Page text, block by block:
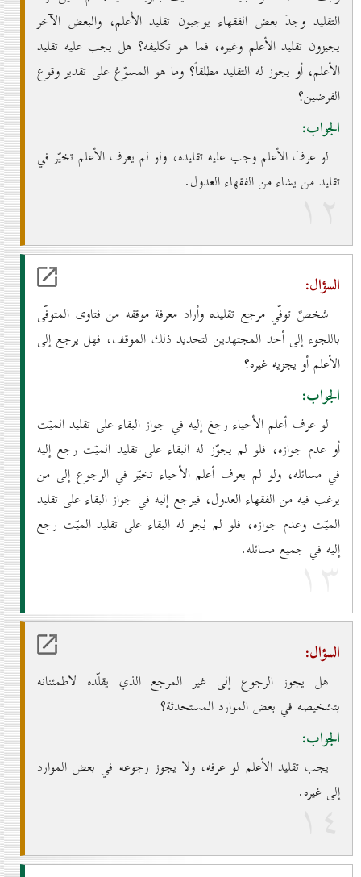
التقليد وجدَ بعض الفقهاء يوجبون تقليد الأعلم، والبعض الآخر
يجيزون تقليد الأعلم وغيره، فما هو تكليفه؟ هل يجب عليه تقليد
الأعلم، أو يجوز له التقليد مطلقاً؟ وما هو المسوّغ على تقدير وقوع
الفرضين؟
الجواب:
لو عرفَ الأعلم وجب عليه تقليده، ولو لم يعرف الأعلم تخيّر في
تقليد من يشاء من الفقهاء العدول.
۱۲
السؤال:
شخصٌ توفّي مرجع تقليده وأراد معرفة موقفه من فتاوى المتوفّى
باللجوء إلى أحد المجتهدين لتحديد ذلك الموقف، فهل يرجع إلى
الأعلم أو يجزيه غيره؟
الجواب:
لو عرف أعلم الأحياء رجعَ إليه في جواز البقاء على تقليد الميّت
أو عدم جوازه، فلو لم يجوّز له البقاء على تقليد الميّت رجع إليه
في مسائله، ولو لم يعرف أعلم الأحياء تخيّر في الرجوع إلى من
يرغب فيه من الفقهاء العدول، فيرجع إليه في جواز البقاء على تقليد
الميّت وعدم جوازه، فلو لم يُجز له البقاء على تقليد الميّت رجع
إليه في جميع مسائله.
۱۳
السؤال:
هل يجوز الرجوع إلى غير المرجع الذي يقلّده لاطمئنانه
بتشخيصه في بعض الموارد المستحدثة؟
الجواب:
يجب تقليد الأعلم لو عرفه، ولا يجوز رجوعه في بعض الموارد
إلى غيره.
۱٤